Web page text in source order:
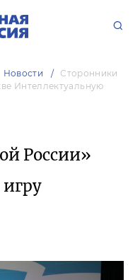
Новости
Сторонники
Интеллектуальную
России»